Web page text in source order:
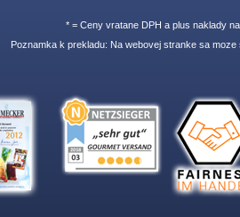
* = Ceny vratane DPH a plus naklady
Poznamka k prekladu: Na webovej stranke sa